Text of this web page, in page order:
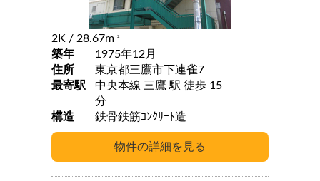
2K / 28.67m 2
築年
1975年12月
住所
東京都三鷹市下連雀7
最寄駅
中央本線 三鷹 駅 徒歩 15
分
構造
鉄骨鉄筋ｺﾝｸﾘｰﾄ造